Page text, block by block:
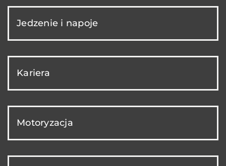
Jedzenie i napoje
Kariera
Motoryzacja